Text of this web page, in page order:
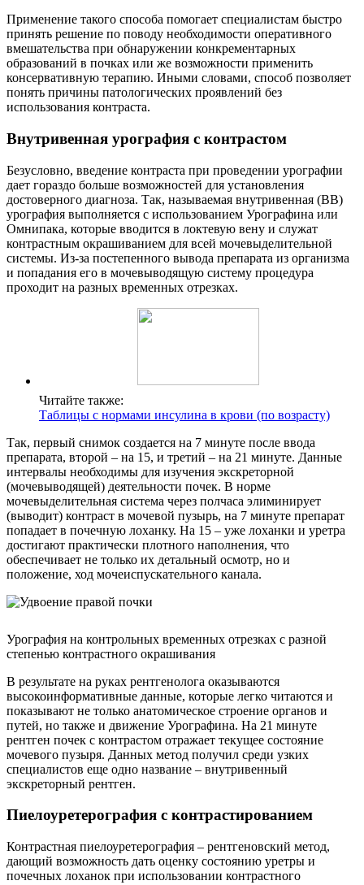
Применение такого способа помогает специалистам быстро
принять решение по поводу необходимости оперативного
вмешательства при обнаружении конкрементарных
образований в почках или же возможности применить
консервативную терапию. Иными словами, способ позволяет
понять причины патологических проявлений без
использования контраста.
Внутривенная урография с контрастом
Безусловно, введение контраста при проведении урографии
дает гораздо больше возможностей для установления
достоверного диагноза. Так, называемая внутривенная (ВВ)
урография выполняется с использованием Урографина или
Омнипака, которые вводится в локтевую вену и служат
контрастным окрашиванием для всей мочевыделительной
системы. Из-за постепенного вывода препарата из организма
и попадания его в мочевыводящую систему процедура
проходит на разных временных отрезках.
Читайте также:
Таблицы с нормами инсулина в крови (по возрасту)
Так, первый снимок создается на 7 минуте после ввода
препарата, второй – на 15, и третий – на 21 минуте. Данные
интервалы необходимы для изучения экскреторной
(мочевыводящей) деятельности почек. В норме
мочевыделительная система через полчаса элиминирует
(выводит) контраст в мочевой пузырь, на 7 минуте препарат
попадает в почечную лоханку. На 15 – уже лоханки и уретра
достигают практически плотного наполнения, что
обеспечивает не только их детальный осмотр, но и
положение, ход мочеиспускательного канала.
Урография на контрольных временных отрезках с разной
степенью контрастного окрашивания
В результате на руках рентгенолога оказываются
высокоинформативные данные, которые легко читаются и
показывают не только анатомическое строение органов и
путей, но также и движение Урографина. На 21 минуте
рентген почек с контрастом отражает текущее состояние
мочевого пузыря. Данных метод получил среди узких
специалистов еще одно название – внутривенный
экскреторный рентген.
Пиелоуретерография с контрастированием
Контрастная пиелоуретерография – рентгеновский метод,
дающий возможность дать оценку состоянию уретры и
почечных лоханок при использовании контрастного